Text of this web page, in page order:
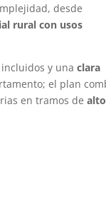
desde
rural con usos
incluidos y unaclara
el plan
en tramos dealto